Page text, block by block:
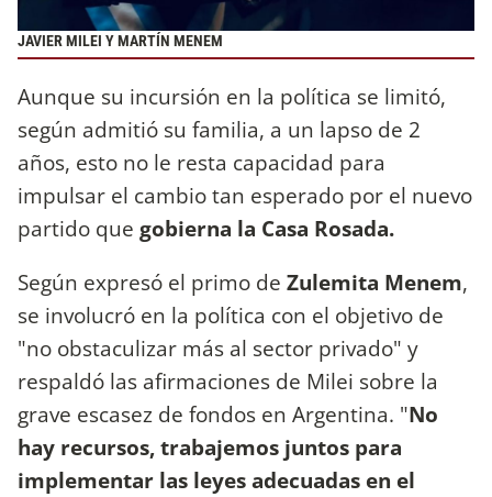
JAVIER MILEI Y MARTÍN MENEM
Aunque su incursión en la política se limitó,
según admitió su familia, a un lapso de 2
años, esto no le resta capacidad para
impulsar el cambio tan esperado por el nuevo
partido que gobierna la Casa Rosada.
Según expresó el primo de Zulemita Menem,
se involucró en la política con el objetivo de
"no obstaculizar más al sector privado" y
respaldó las afirmaciones de Milei sobre la
grave escasez de fondos en Argentina. "No
hay recursos, trabajemos juntos para
implementar las leyes adecuadas en el